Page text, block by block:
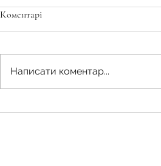
Коментарі
Написати коментар...